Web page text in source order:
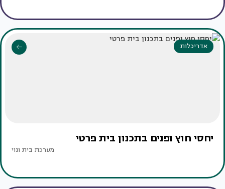
אדריכלות
יחסי חוץ ופנים בתכנון בית פרטי
מערכת בית ונוי